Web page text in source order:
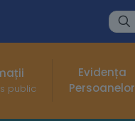
public
Evidența
Persoanelor